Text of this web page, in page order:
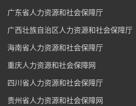
广东省人力资源和社会保障厅
广西壮族自治区人力资源和社会保障厅
海南省人力资源和社会保障厅
重庆人力资源和社会保障网
四川省人力资源和社会保障厅
贵州省人力资源和社会保障网